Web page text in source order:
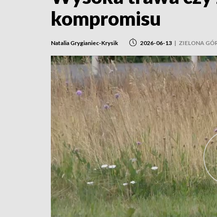
kompromisu
Natalia Grygianiec-Krysik 2026-06-13 | ZIELONA